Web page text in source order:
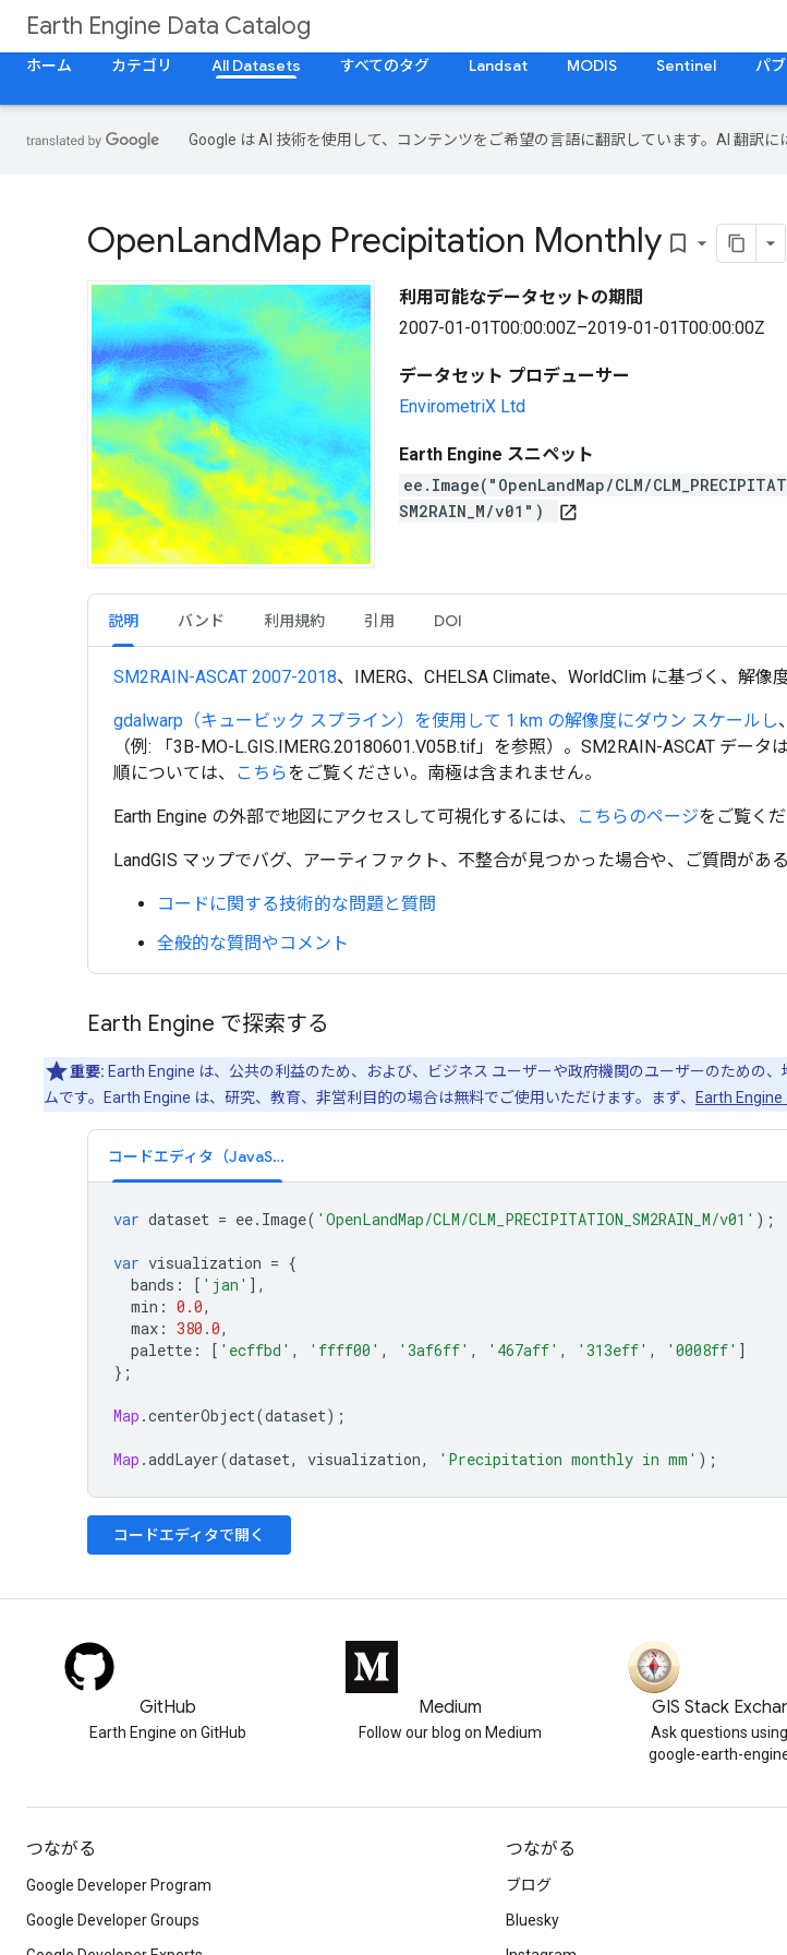
Earth Engine Data Catalog
ホーム
カテゴリ All Datasets すべてのタグ Landsat MODIS Sentinel パ
Google は AI 技術を使用して、コンテンツをご希望の言語に翻訳しています。AI 翻訳に
OpenLandMap Precipitation Monthly bookmark_border
利用可能なデータセットの期間
2007-01-01T00:00:00Z–2019-01-01T00:00:00Z
データセット プロデューサー
EnvirometriX Ltd
Earth Engine スニペット
ee.Image("OpenLandMap/CLM/
SM2RAIN_M/v01")
open_in_new
説明 バンド 利用規約 引用 DOI
SM2RAIN-ASCAT 2007-2018、IMERG、CHELSA Climate、WorldClim に基づく、解像
gdalwarp（キュービック スプライン）を使用して 1 km の解像度にダウン スケールし、
（例: 「3B-MO-L.GIS.IMERG.20180601.V05B.tif」を参照）。SM2RAIN-ASCAT デー
順については、
こちらをご覧ください。南極は含まれません。
Earth Engine の外部で地図にアクセスして可視化するには、 こちらのページをご覧くだ
LandGIS マップでバグ、アーティファクト、不整合が見つかった場合や、ご質問があ
コードに関する技術的な問題と質問
全般的な質問やコメント
Earth Engine で探索する
重要: Earth Engine は、公共の利益のため、および、ビジネス ユーザーや政府機関のユーザーのための
ムです。Earth Engine は、研究、教育、非営利目的の場合は無料でご使用いただけます。まず、
Earth
コードエディタ（JavaScript）
var dataset = ee. Image( 'OpenLandMap/CLM/CLM_PRECIPITATION_SM2RAIN_M/v01' );
var visualization = {
bands : [ 'jan' ],
min : 0.0,
max : 380.0,
palette : [ 'ecffbd' , 'ffff00' , '3af6ff' , '467aff' , '313eff' , '0008ff' ]
};
Map .centerObject(dataset);
Map .addLayer(dataset, visualization, 'Precipitation monthly in mm' );
コードエディタで開く
GitHub
Earth Engine on GitHub
Medium
Follow our blog on Medium
GIS Stack
Ask questions
google-earth-
つながる
Google Developer Program
Google Developer Groups
つながる
ブログ
Bluesky